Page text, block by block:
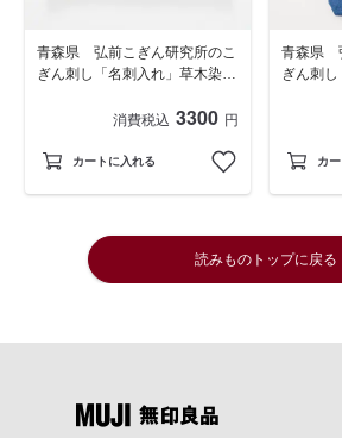
青森県 弘前こぎん研究所のこ
ぎん刺し「名刺入れ」草木染め
消費税込 3300 円
カートに入れる
青森県
ぎん刺
カ
読みものトップに戻る